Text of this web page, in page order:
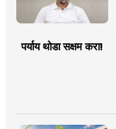
पर्याय थोडा सक्षम करा!